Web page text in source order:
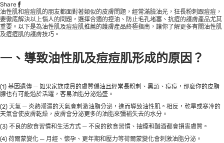
Share
油性肌和痘痘肌的朋友都面對著類似的皮膚問題，經常滿臉油光，狂長粉刺跟痘痘，
要徹底解決以上惱人的問題，選擇合適的控油、防止毛孔堵塞、抗痘的護膚產品尤其
重要。以下是為油性肌及痘痘肌推薦的護膚產品終極指南，讓你了解更多有關油性肌
及痘痘肌的護膚技巧。
一、導致油性肌及痘痘肌形成的原因？
(1) 基因遺傳 ─ 如果家族成員的膚質偏油且經常長粉刺、黑頭、痘痘，那麼你的皮脂
腺也有可能過於活躍，客易油脂分泌過盛。
(2) 天氣 ─ 炎熱潮濕的天氣會刺激油脂分泌，進而導致油性肌。相反，乾旱或寒冷的
天氣會使皮膚乾燥，皮膚會分泌更多的油脂來彌補失去的水分。
(3) 不良的飲食習慣和生活方式 ─ 不良的飲食習慣、抽煙和酗酒都會損害膚質。
(4) 荷爾蒙變化 ─ 月經、懷孕、更年期和壓力等荷爾蒙變化會刺激油脂分泌。